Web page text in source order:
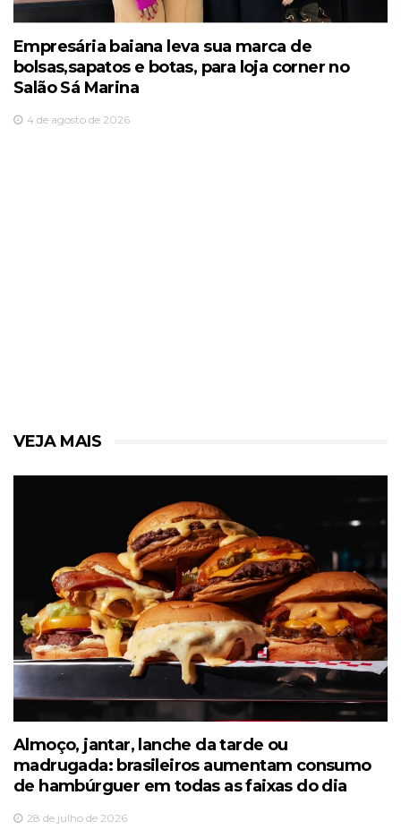
Empresária baiana leva sua marca de
bolsas,sapatos e botas, para loja corner no
Salão Sá Marina
4 de agosto de 2026
VEJA MAIS
Almoço, jantar, lanche da tarde ou
madrugada: brasileiros aumentam consumo
de hambúrguer em todas as faixas do dia
28 de julho de 2026